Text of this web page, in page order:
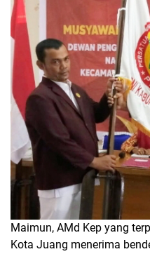
Maimun, AMd Kep yang
Kota Juang menerima